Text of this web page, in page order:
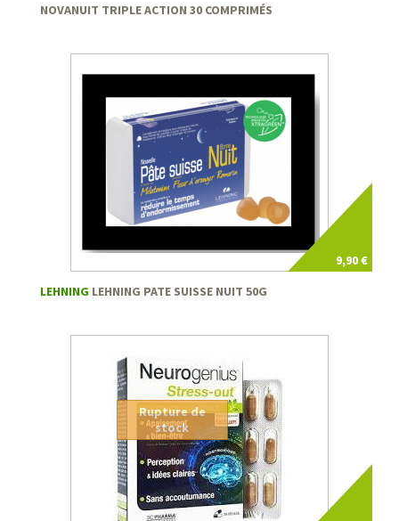
NOVANUIT TRIPLE ACTION 30 COMPRIMÉS
9,90 €
LEHNING LEHNING PATE SUISSE NUIT 50G
Rupture de
stock